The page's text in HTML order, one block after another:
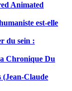
Animated
est-elle
du sein :
Chronique Du
(Jean-Claude